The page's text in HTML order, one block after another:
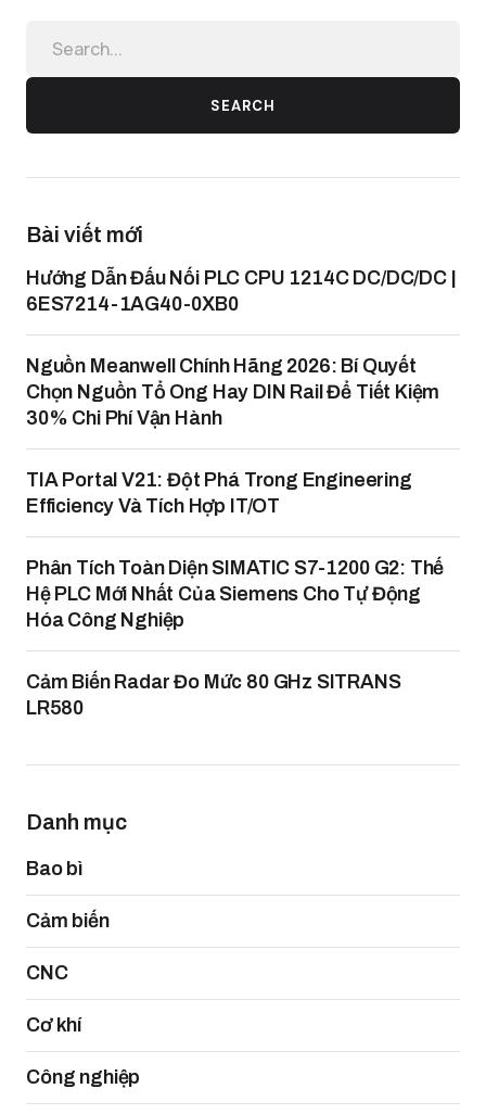
SEARCH
Bài viết mới
Hướng Dẫn Đấu Nối PLC CPU 1214C DC/DC/DC |
6ES7214-1AG40-0XB0
Nguồn Meanwell Chính Hãng 2026: Bí Quyết
Chọn Nguồn Tổ Ong Hay DIN Rail Để Tiết Kiệm
30% Chi Phí Vận Hành
TIA Portal V21: Đột Phá Trong Engineering
Efficiency Và Tích Hợp IT/OT
Phân Tích Toàn Diện SIMATIC S7-1200 G2: Thế
Hệ PLC Mới Nhất Của Siemens Cho Tự Động
Hóa Công Nghiệp
Cảm Biến Radar Đo Mức 80 GHz SITRANS
LR580
Danh mục
Bao bì
Cảm biến
CNC
Cơ khí
Công nghiệp